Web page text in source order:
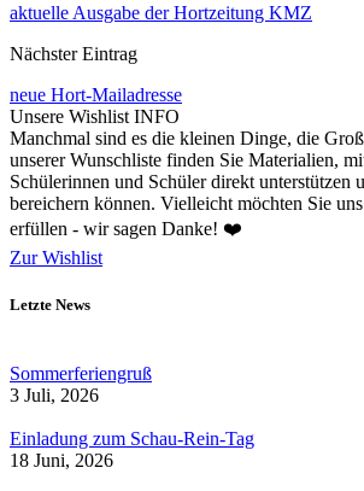
aktuelle Ausgabe der Hortzeitung KMZ
Nächster Eintrag
neue Hort-Mailadresse
Unsere Wishlist INFO
Manchmal sind es die kleinen Dinge, die
unserer Wunschliste finden Sie Materialien,
Schülerinnen und Schüler direkt unterstützen
bereichern können. Vielleicht möchten Sie
erfüllen - wir sagen Danke! ❤️
Zur Wishlist
Letzte News
Sommerferiengruß
3 Juli, 2026
Einladung zum Schau-Rein-Tag
18 Juni, 2026